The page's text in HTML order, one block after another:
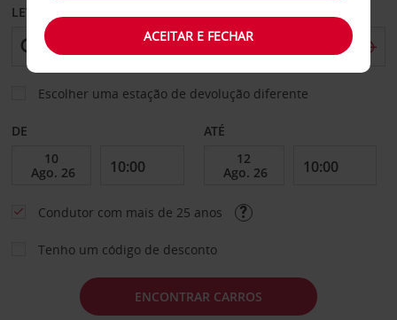
LEVANTAR EM
Escolher uma estação de devolução diferente
DE ATÉ
Condutor com mais de 25 anos
Tenho um código de desconto
ENCONTRAR CARROS
ACEITAR E FECHAR